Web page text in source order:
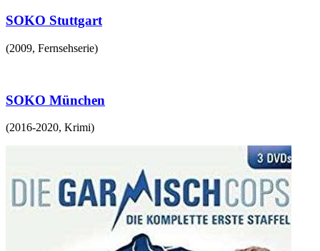
SOKO Stuttgart
(2009, Fernsehserie)
SOKO München
(2016-2020, Krimi)